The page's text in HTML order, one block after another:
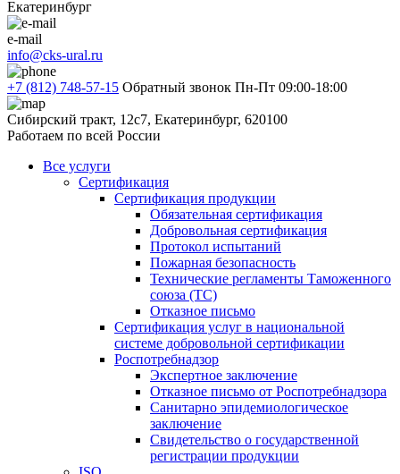
Екатеринбург
e-mail
info@cks-ural.ru
+7 (812) 748-57-15 Обратный звонок Пн-Пт 09:00-18:00
Сибирский тракт, 12с7, Екатеринбург, 620100
Работаем по всей России
Все услуги
Сертификация
Сертификация продукции
Обязательная сертификация
Добровольная сертификация
Протокол испытаний
Пожарная безопасность
Технические регламенты Таможенного
союза (ТС)
Отказное письмо
Сертификация услуг в национальной
системе добровольной сертификации
Роспотребнадзор
Экспертное заключение
Отказное письмо от Роспотребнадзора
Санитарно эпидемиологическое
заключение
Свидетельство о государственной
регистрации продукции